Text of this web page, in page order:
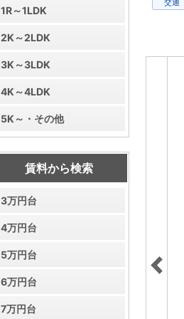
交通
1R～1LDK
2K～2LDK
3K～3LDK
4K～4LDK
5K～・その他
賃料から検索
3万円台
4万円台
5万円台
6万円台
7万円台